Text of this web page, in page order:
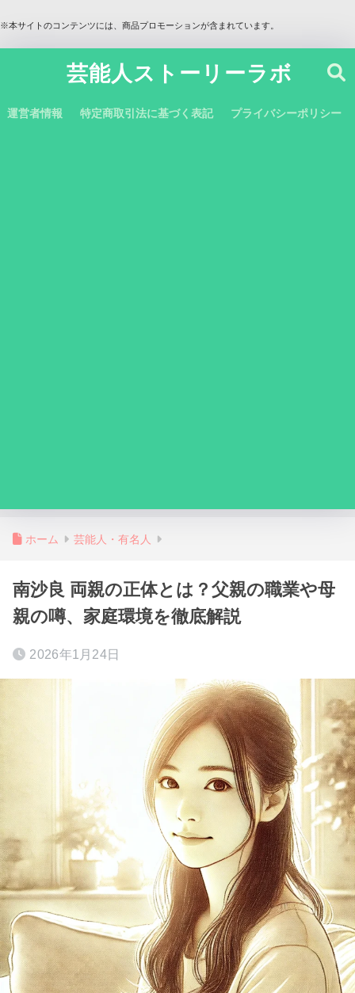
※本サイトのコンテンツには、商品プロモーションが含まれています。
芸能人ストーリーラボ
運営者情報 特定商取引法に基づく表記 プライバシーポリシー
ホーム 芸能人・有名人
南沙良 両親の正体とは？父親の職業や母
親の噂、家庭環境を徹底解説
2026年1月24日